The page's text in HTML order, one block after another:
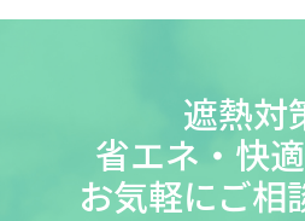
遮熱対
省エネ・快
お気軽にご相